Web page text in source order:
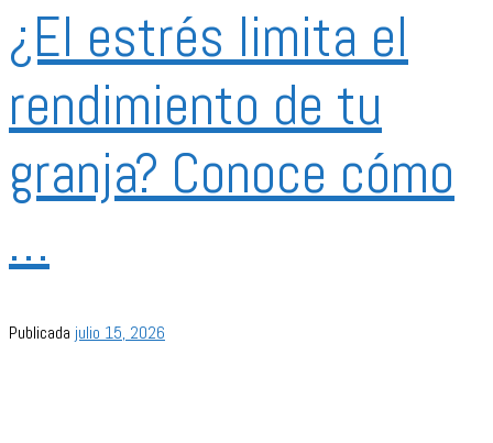
¿El estrés limita el
rendimiento de tu
granja? Conoce cómo
…
Publicada julio 15, 2026